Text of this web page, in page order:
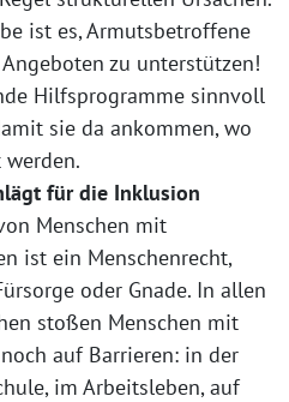
ist es, Armutsbetroffene
zu unterstützen!
Hilfsprogramme sinnvoll
sie da ankommen, wo
für die Inklusion
Menschen mit
ist ein Menschenrecht,
oder Gnade. In allen
stoßen Menschen mit
auf Barrieren: in der
im Arbeitsleben, auf